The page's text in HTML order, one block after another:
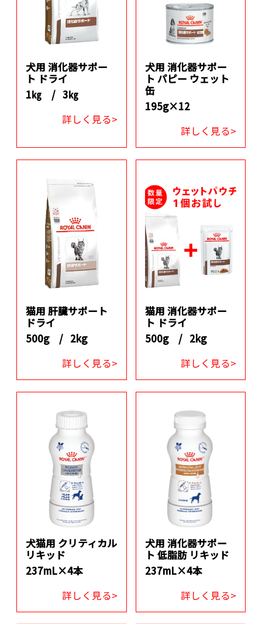
犬用 消化器サポー
ト ドライ
1㎏ / 3㎏
詳しく見る>
犬用 消化器サポー
ト パピー ウェット
缶
195g×12
詳しく見る>
猫用 肝臓サポート
ドライ
500g / 2kg
詳しく見る>
猫用 消化器サポー
ト ドライ
500g / 2kg
詳しく見る>
犬猫用 クリティカル
リキッド
237mL×4本
詳しく見る>
犬用 消化器サポー
ト 低脂肪 リキッド
237mL×4本
詳しく見る>